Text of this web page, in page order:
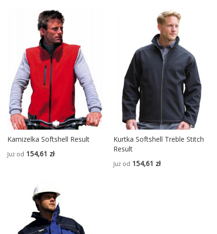
Kamizelka Softshell Result
Już od 154,61 zł
Kurtka Softshell Treble Stitch
Result
Już od 154,61 zł